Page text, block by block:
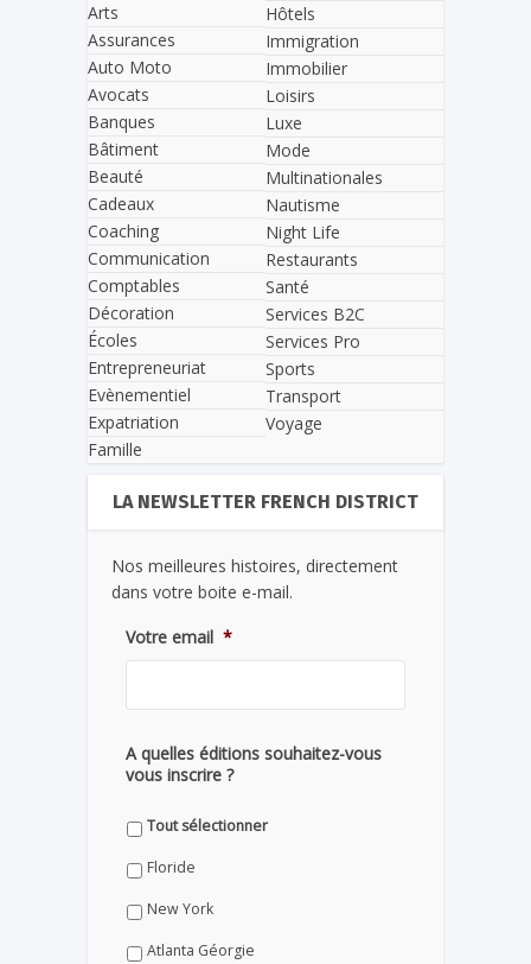
Arts
Assurances
Auto Moto
Avocats
Banques
Bâtiment
Beauté
Cadeaux
Coaching
Communication
Comptables
Décoration
Écoles
Entrepreneuriat
Evènementiel
Expatriation
Famille
Hôtels
Immigration
Immobilier
Loisirs
Luxe
Mode
Multinationales
Nautisme
Night Life
Restaurants
Santé
Services B2C
Services Pro
Sports
Transport
Voyage
LA NEWSLETTER FRENCH DISTRICT
Nos meilleures histoires, directement
dans votre boite e-mail.
Votre email *
A quelles éditions souhaitez-vous
vous inscrire ?
Tout sélectionner
Floride
New York
Atlanta Géorgie